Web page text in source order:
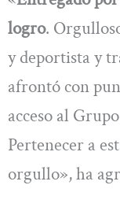
logro.
y deportista y
afrontó con
acceso al
Pertenecer a
orgullo», ha